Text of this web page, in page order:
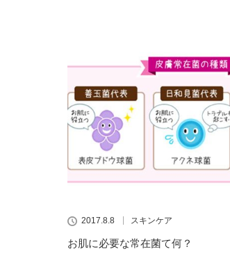
2017.8.8 スキンケア
お肌に必要な常在菌て何？